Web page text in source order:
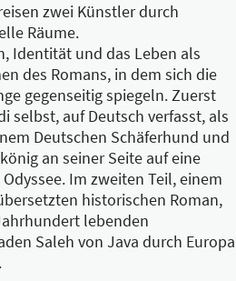
zwei Künstler durch
Räume.
Identität und das Leben als
des Romans, in dem sich die
gegenseitig spiegeln. Zuerst
selbst, auf Deutsch verfasst, als
Deutschen Schäferhund und
an seiner Seite auf eine
Im zweiten Teil, einem
historischen Roman,
lebenden
Saleh von Java durch Europa